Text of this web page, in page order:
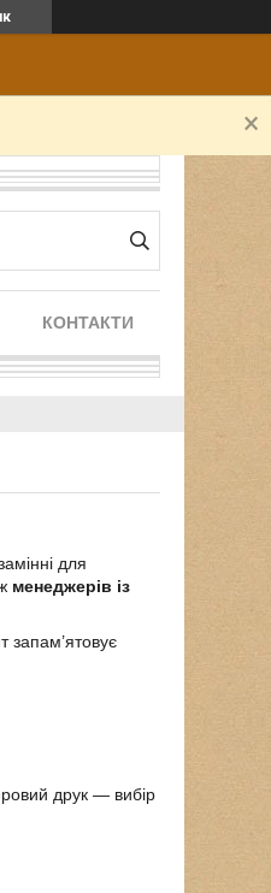
КОНТАКТИ
для
менеджерів із
запам’ятовує
друк — вибір